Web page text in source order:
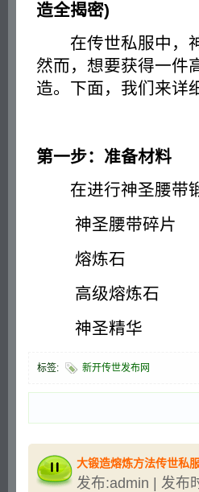
造全揭密)
在传世私服中，神
然而，想要获得一件
造。下面，我们来详
第一步：准备材料
在进行神圣腰带锻
神圣腰带碎片
熔炼石
高级熔炼石
神圣精华
标签: 新开传世发布网
大锻造熔炼方法传世私
发布:admin | 发布